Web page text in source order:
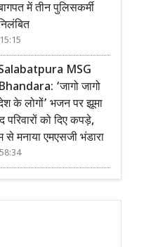
में तीन पुलिसकर्मी
MSG
Bhandara: ‘जागो जागो
के लोगों’ भजन पर झूमा
को दिए कपड़े,
से मनाया एमएसजी भंडारा